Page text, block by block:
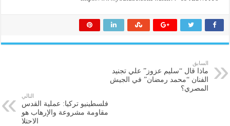
السابق
ماذا قال “سليم عزوز” علي تجنيد
الفنان “محمد رمضان” في الجيش
المصري؟
التالي
فلسطينيو تركيا: عملية القدس
مقاومة مشروعة والإرهاب هو
الاحتلا